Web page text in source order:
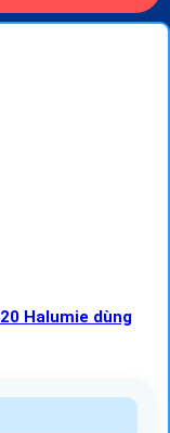
Halumie dùng